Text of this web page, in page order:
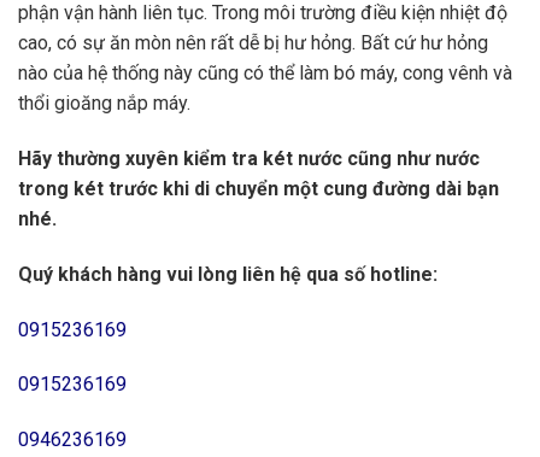
phận vận hành liên tục. Trong môi trường điều kiện nhiệt độ
cao, có sự ăn mòn nên rất dễ bị hư hỏng. Bất cứ hư hỏng
nào của hệ thống này cũng có thể làm bó máy, cong vênh và
thổi gioăng nắp máy.
Hãy thường xuyên kiểm tra két nước cũng như nước
trong két trước khi di chuyển một cung đường dài bạn
nhé.
Quý khách hàng vui lòng liên hệ qua số hotline:
0915236169
0915236169
0946236169